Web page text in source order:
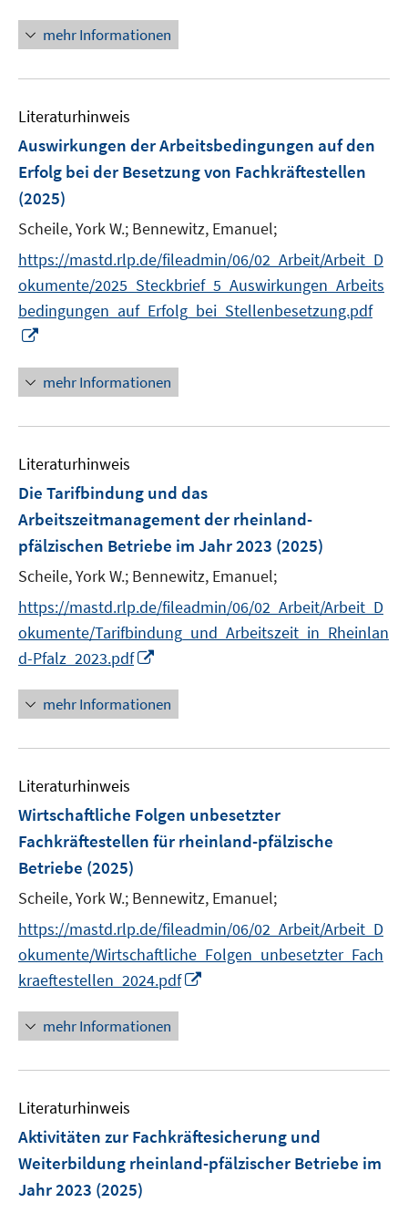
f
e
n
e
u
F
n
t
r
ö
f
e
n
mehr Informationen
Literaturhinweis
Auswirkungen der Arbeitsbedingungen auf den
Erfolg bei der Besetzung von Fachkräftestellen
(2025)
Scheile, York W.; Bennewitz, Emanuel;
https://mastd.rlp.de/fileadmin/06/02_Arbeit/Arbeit_D
okumente/2025_Steckbrief_5_Auswirkungen_Arbeits
bedingungen_auf_Erfolg_bei_Stellenbesetzung.pdf
n
e
u
m
F
n
s
t
r
ö
f
n
n
mehr Informationen
Literaturhinweis
Die Tarifbindung und das
Arbeitszeitmanagement der rheinland-
pfälzischen Betriebe im Jahr 2023 (2025)
Scheile, York W.; Bennewitz, Emanuel;
https://mastd.rlp.de/fileadmin/06/02_Arbeit/Arbeit_D
okumente/Tarifbindung_und_Arbeitszeit_in_Rheinlan
d-Pfalz_2023.pdf
n
e
u
F
e
n
t
e
r
ö
f
n
n
mehr Informationen
Literaturhinweis
Wirtschaftliche Folgen unbesetzter
Fachkräftestellen für rheinland-pfälzische
Betriebe (2025)
Scheile, York W.; Bennewitz, Emanuel;
https://mastd.rlp.de/fileadmin/06/02_Arbeit/Arbeit_D
okumente/Wirtschaftliche_Folgen_unbesetzter_Fach
kraeftestellen_2024.pdf
u
F
n
mehr Informationen
Literaturhinweis
Aktivitäten zur Fachkräftesicherung und
Weiterbildung rheinland-pfälzischer Betriebe im
Jahr 2023 (2025)